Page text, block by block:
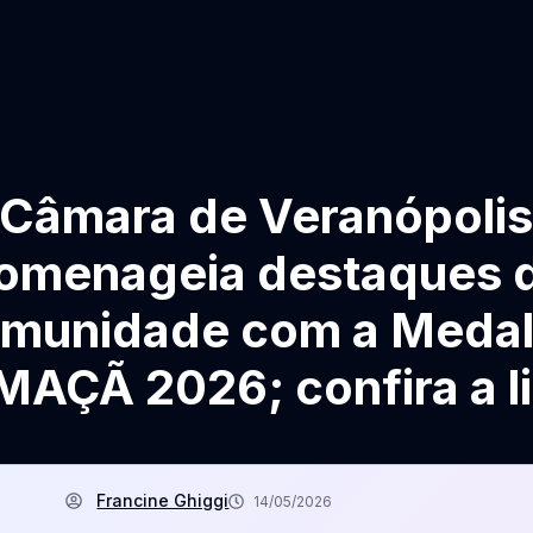
Câmara de Veranópolis
destaques
com a
2026; confira a
Francine Ghiggi 14/05/2026